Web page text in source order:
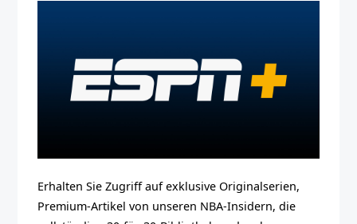
Erhalten Sie Zugriff auf exklusive Originalserien,
Premium-Artikel von unseren NBA-Insidern, die